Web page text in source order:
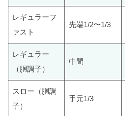
レギュラーフ
ァスト
先端1/2〜1/3
レギュラー
（胴調子）
中間
スロー（胴調
子）
手元1/3